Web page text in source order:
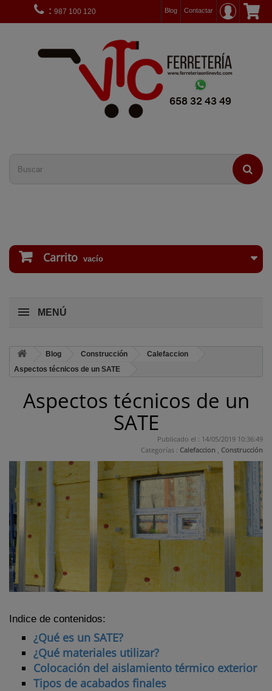
Contactar
: 987 100 120 Blog
Carrito vacío
MENÚ
Blog Construcción
Calefaccion
Aspectos técnicos de un SATE
Aspectos técnicos de un
SATE
Publicado el : 14/05/2019 10:36:49
Categorías : Calefaccion , Construcción
Indice de contenidos:
¿Qué es un SATE?
¿Qué materiales utilizar?
Colocación del aislamiento térmico exterior
Tipos de acabados finales